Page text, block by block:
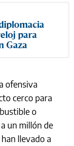
para
Gaza
ofensiva
cerco para
o
un millón de
llevado a